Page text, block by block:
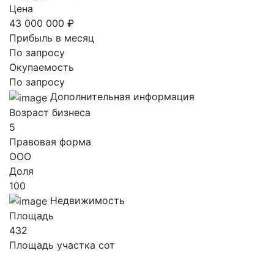
Цена
43 000 000 ₽
Прибыль в месяц
По запросу
Окупаемость
По запросу
Дополнительная информация
Возраст бизнеса
5
Правовая форма
ООО
Доля
100
Недвижимость
Площадь
432
Площадь участка сот